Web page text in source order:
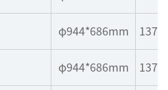
φ944*686mm
φ944*686mm